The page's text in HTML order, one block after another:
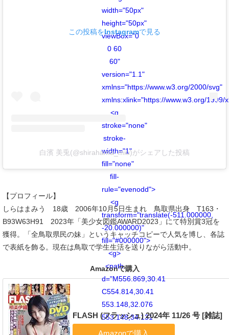
width="50px"
height="50px"
viewBox="0
0 60
60"
version="1.1"
xmlns="https://www.w3.org/2000/svg"
xmlns:xlink="https://www.w3.org/1999/
<g
stroke="none"
stroke-
width="1"
fill="none"
fill-
rule="evenodd">
<g
transform="translate(-511.000000,
-20.000000)"
fill="#000000">
<g>
<path
d="M556.869,30.41
C554.814,30.41
553.148,32.076
553.148,34.131
C553.148,36.186
この投稿をInstagramで見る
白濱 美兎(@shirahama_miu)がシェアした投稿
【プロフィール】
しらはまみう 18歳 2006年10月5日生まれ 鳥取県出身 T163・
B93W63H91 2023年「美少女図鑑AWARD2023」にて特別賞3冠を
獲得。「全鳥取県民の妹」というキャッチコピーで人気を博し、各誌
で表紙を飾る。現在は鳥取で学生生活を送りながら活動中。
Amazonで購入
FLASH (フラッシュ) 2024年 11/26 号 [雑誌]